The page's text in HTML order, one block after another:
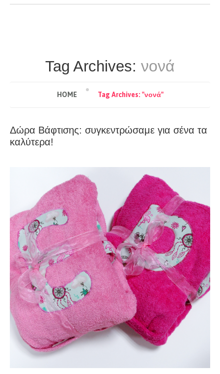
Tag Archives: νονά
HOME Tag Archives: "νονά"
Δώρα Βάφτισης: συγκεντρώσαμε για σένα τα
καλύτερα!